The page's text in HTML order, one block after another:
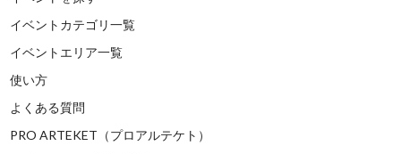
イベントカテゴリ一覧
イベントエリア一覧
使い方
よくある質問
PRO ARTEKET（プロアルテケト）